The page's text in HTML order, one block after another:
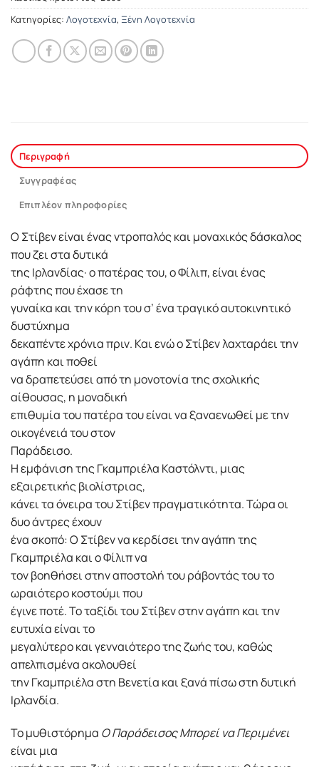
Κατηγορίες: Λογοτεχνία, Ξένη Λογοτεχνία
Περιγραφή
Συγγραφέας
Επιπλέον πληροφορίες
Ο Στίβεν είναι ένας ντροπαλός και μοναχικός δάσκαλος
που ζει στα δυτικά
της Ιρλανδίας· ο πατέρας του, ο Φίλιπ, είναι ένας
ράφτης που έχασε τη
γυναίκα και την κόρη του σ’ ένα τραγικό αυτοκινητικό
δυστύχημα
δεκαπέντε χρόνια πριν. Και ενώ ο Στίβεν λαχταράει την
αγάπη και ποθεί
να δραπετεύσει από τη μονοτονία της σχολικής
αίθουσας, η μοναδική
επιθυμία του πατέρα του είναι να ξαναενωθεί με την
οικογένειά του στον
Παράδεισο.
Η εμφάνιση της Γκαμπριέλα Καστόλντι, μιας
εξαιρετικής βιολίστριας,
κάνει τα όνειρα του Στίβεν πραγματικότητα. Τώρα οι
δυο άντρες έχουν
ένα σκοπό: Ο Στίβεν να κερδίσει την αγάπη της
Γκαμπριέλα και ο Φίλιπ να
τον βοηθήσει στην αποστολή του ράβοντάς του το
ωραιότερο κοστούμι που
έγινε ποτέ. Το ταξίδι του Στίβεν στην αγάπη και την
ευτυχία είναι το
μεγαλύτερο και γενναιότερο της ζωής του, καθώς
απελπισμένα ακολουθεί
την Γκαμπριέλα στη Βενετία και ξανά πίσω στη δυτική
Ιρλανδία.
Το μυθιστόρημα Ο Παράδεισος Μπορεί να Περιμένει
είναι μια